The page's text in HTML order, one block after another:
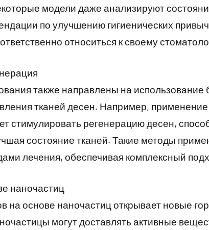
модели даже анализируют
по улучшению гигиенических
относиться к своему
также направлены на использование
тканей десен. Например, применение
стимулировать регенерацию десен,
состояние тканей. Такие методы
лечения, обеспечивая комплексный
наночастиц
на основе наночастиц открывает новые
могут доставлять активные